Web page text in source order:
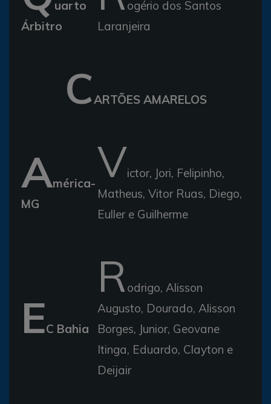
uarto
Árbitro
ogério dos Santos
Laranjeira
CARTÕES AMARELOS
América-
MG
Victor, Jori, Felipinho,
Matheus, Vitor Ruas, Diego,
Euller e Guilherme
EC Bahia
Rodrigo, Alisson
Augusto, Dourado, Alisson
Borges, Junior, Geovane
Itinga, Eduardo, Clayton e
Deijair